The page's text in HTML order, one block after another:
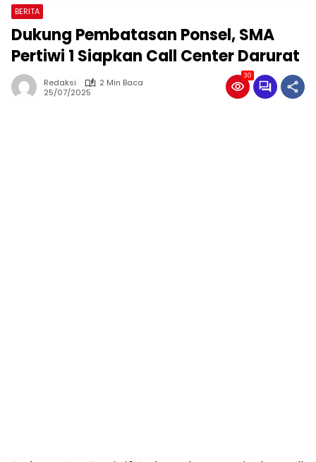
BERITA
Dukung Pembatasan Ponsel, SMA
Pertiwi 1 Siapkan Call Center Darurat
Redaksi
2 Min Baca
25/07/2025
30